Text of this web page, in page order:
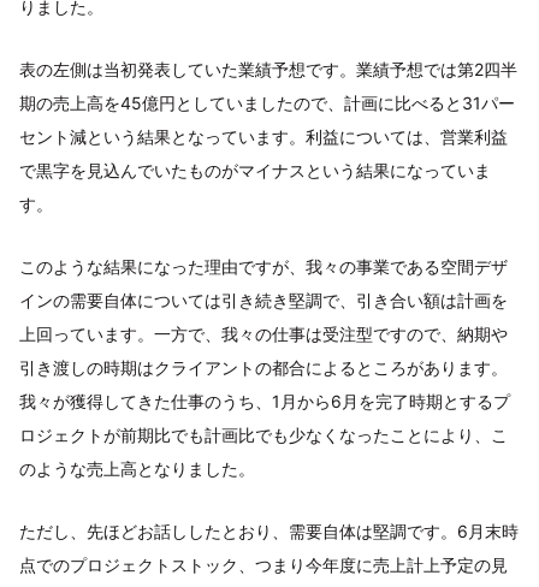
りました。
表の左側は当初発表していた業績予想です。業績予想では第2四半
期の売上高を45億円としていましたので、計画に比べると31パー
セント減という結果となっています。利益については、営業利益
で黒字を見込んでいたものがマイナスという結果になっていま
す。
このような結果になった理由ですが、我々の事業である空間デザ
インの需要自体については引き続き堅調で、引き合い額は計画を
上回っています。一方で、我々の仕事は受注型ですので、納期や
引き渡しの時期はクライアントの都合によるところがあります。
我々が獲得してきた仕事のうち、1月から6月を完了時期とするプ
ロジェクトが前期比でも計画比でも少なくなったことにより、こ
のような売上高となりました。
ただし、先ほどお話ししたとおり、需要自体は堅調です。6月末時
点でのプロジェクトストック、つまり今年度に売上計上予定の見